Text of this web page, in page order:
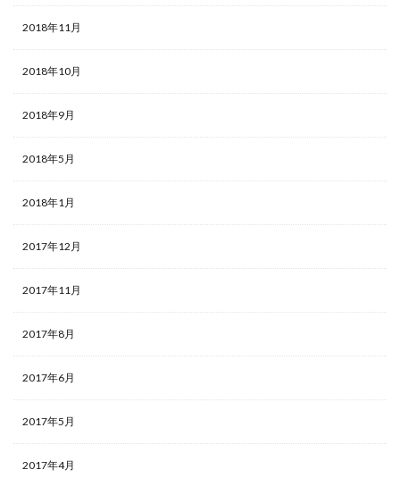
2018年11月
2018年10月
2018年9月
2018年5月
2018年1月
2017年12月
2017年11月
2017年8月
2017年6月
2017年5月
2017年4月